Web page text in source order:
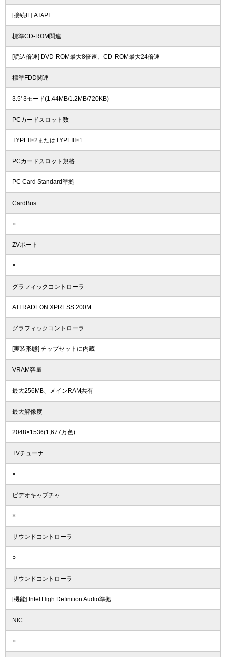
[接続IF] ATAPI
標準CD-ROM関連
[読込倍速] DVD-ROM最大8倍速、CD-ROM最大24倍速
標準FDD関連
3.5' 3モード(1.44MB/1.2MB/720KB)
PCカードスロット数
TYPEII×2またはTYPEIII×1
PCカードスロット規格
PC Card Standard準拠
CardBus
○
ZVポート
×
グラフィックコントローラ
ATI RADEON XPRESS 200M
グラフィックコントローラ
[実装形態] チップセットに内蔵
VRAM容量
最大256MB、メインRAM共有
最大解像度
2048×1536(1,677万色)
TVチューナ
×
ビデオキャプチャ
×
サウンドコントローラ
○
サウンドコントローラ
[機能] Intel High Definition Audio準拠
NIC
○